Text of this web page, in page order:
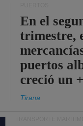
En el
trimestre,
puertos
creció un
Tirana